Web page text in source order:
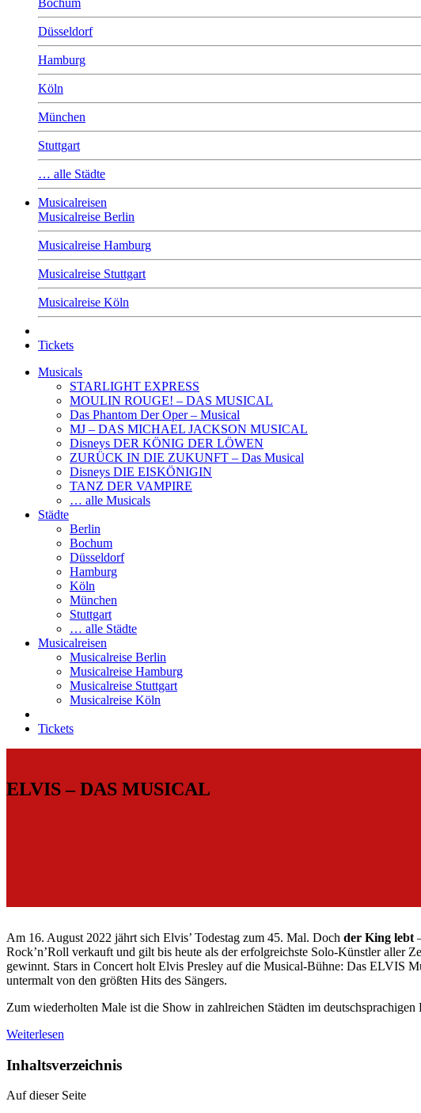
Bochum
Düsseldorf
Hamburg
Köln
München
Stuttgart
… alle Städte
Musicalreisen
Musicalreise Berlin
Musicalreise Hamburg
Musicalreise Stuttgart
Musicalreise Köln
Tickets
Musicals
STARLIGHT EXPRESS
MOULIN ROUGE! – DAS MUSICAL
Das Phantom Der Oper – Musical
MJ – DAS MICHAEL JACKSON MUSICAL
Disneys DER KÖNIG DER LÖWEN
ZURÜCK IN DIE ZUKUNFT – Das Musical
Disneys DIE EISKÖNIGIN
TANZ DER VAMPIRE
… alle Musicals
Städte
Berlin
Bochum
Düsseldorf
Hamburg
Köln
München
Stuttgart
… alle Städte
Musicalreisen
Musicalreise Berlin
Musicalreise Hamburg
Musicalreise Stuttgart
Musicalreise Köln
Tickets
ELVIS – DAS MUSICAL
Am 16. August 2022 jährt sich Elvis’ Todestag zum 45. Mal. Doch der King lebt
Rock’n’Roll verkauft und gilt bis heute als der erfolgreichste Solo-Künstler aller
gewinnt. Stars in Concert holt Elvis Presley auf die Musical-Bühne: Das ELVIS
untermalt von den größten Hits des Sängers.
Zum wiederholten Male ist die Show in zahlreichen Städten im
Weiterlesen
Inhaltsverzeichnis
Auf dieser Seite